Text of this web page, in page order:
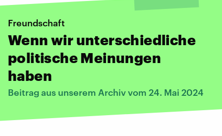
Freundschaft
Wenn wir unterschiedliche
politische Meinungen
haben
Beitrag aus unserem Archiv vom 24. Mai 2024